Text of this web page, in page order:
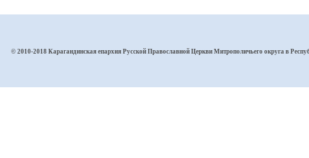
© 2010-2018 Карагандинская епархия Русской Православной Церкви Митрополичьего округа в